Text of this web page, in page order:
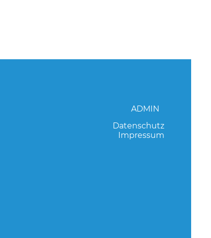
ADMIN
Datenschutz
Impressum